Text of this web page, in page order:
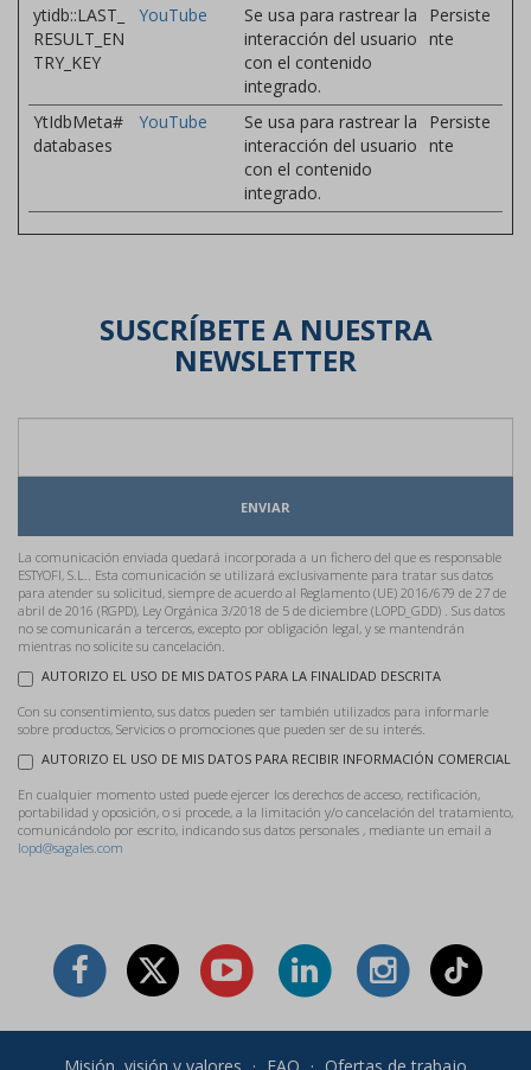
ytidb::LAST_
RESULT_EN
TRY_KEY
YouTube
Se usa para rastrear la
interacción del usuario
con el contenido
integrado.
Persiste
nte
YtIdbMeta#
databases
YouTube
Se usa para rastrear la
interacción del usuario
con el contenido
integrado.
Persiste
nte
SUSCRÍBETE A NUESTRA
NEWSLETTER
ENVIAR
La comunicación enviada quedará incorporada a un fichero del que es responsable
ESTYOFI, S.L.. Esta comunicación se utilizará exclusivamente para tratar sus datos
para atender su solicitud, siempre de acuerdo al Reglamento (UE) 2016/679 de 27 de
abril de 2016 (RGPD), Ley Orgánica 3/2018 de 5 de diciembre (LOPD_GDD) . Sus datos
no se comunicarán a terceros, excepto por obligación legal, y se mantendrán
mientras no solicite su cancelación.
AUTORIZO EL USO DE MIS DATOS PARA LA FINALIDAD DESCRITA
Con su consentimiento, sus datos pueden ser también utilizados para informarle
sobre productos, Servicios o promociones que pueden ser de su interés.
AUTORIZO EL USO DE MIS DATOS PARA RECIBIR INFORMACIÓN COMERCIAL
En cualquier momento usted puede ejercer los derechos de acceso, rectificación,
portabilidad y oposición, o si procede, a la limitación y/o cancelación del tratamiento,
comunicándolo por escrito, indicando sus datos personales , mediante un email a
lopd@sagales.com